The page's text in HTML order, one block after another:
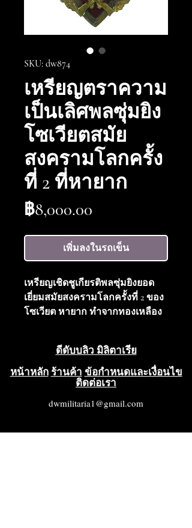
SKU: dw874
เหรียญตราความ
เป็นเลิศพลซุ่มยิง
โซเวียตสมัย
สงครามโลกครั้ง
ที่ 2 ที่หายาก
฿8,000.00
เพิ่มลงในรถเข็น
เหรียญเชิดชูเกียรติพลซุ่มยิงยอด
เยี่ยมสมัยสงครามโลกครั้งที่ 2 ของ
โซเวียต หายาก ทำจากทองเหลือง
สภาพดีเยี่ยม รายละเอียดทุกส่วน
คมชัดสมบูรณ์แบบ ส่วนที่นูนขึ้นมี
ร่องรอยการสึกหรอเพียงเล็กน้อย
ค้อนและเคียวเป็นของเดิมติดแน่นดี
ดีดับบลิว มิลิตาเรีย
หน้าหลัก ร้านค้า ข้อกำหนดและเงื่อนไข
ติดต่อเรา
dwmilitaria1@gmail.com